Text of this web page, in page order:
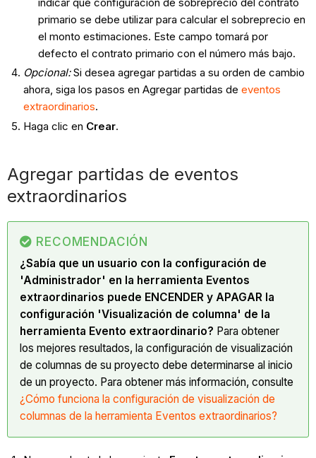
primario se debe utilizar para calcular el sobreprecio en
el monto estimaciones. Este campo tomará por
defecto el contrato primario con el número más bajo.
Opcional:Si desea agregar partidas a su orden de cambio
ahora, siga los pasos en Agregar partidas de eventos
extraordinarios.
Haga clic en Crear.
Agregar partidas de eventos
extraordinarios
RECOMENDACIÓN
¿Sabía que un usuario con la configuración de
'Administrador' en la herramienta Eventos
extraordinarios puede ENCENDER y APAGAR la
configuración 'Visualización de columna' de la
herramienta Evento extraordinario? Para obtener
los mejores resultados, la configuración de visualización
de columnas de su proyecto debe determinarse al inicio
de un proyecto. Para obtener más información, consulte
¿Cómo funciona la configuración de visualización de
columnas de la herramienta Eventos extraordinarios?